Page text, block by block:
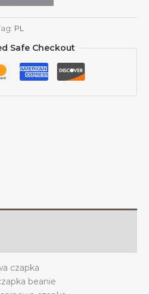
PL
Safe Checkout
czapka
beanie